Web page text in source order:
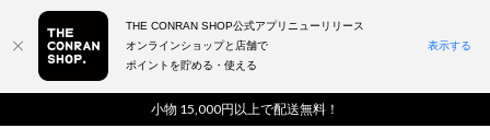
小物 15,000円以上で配送無料！
詳細検索はこちら
THE CONRAN SHOP公式アプリニューリリース
オンラインショップと店舗で
ポイントを貯める・使える
表示する